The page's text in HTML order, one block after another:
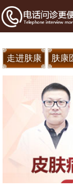
走进肤康 肤康